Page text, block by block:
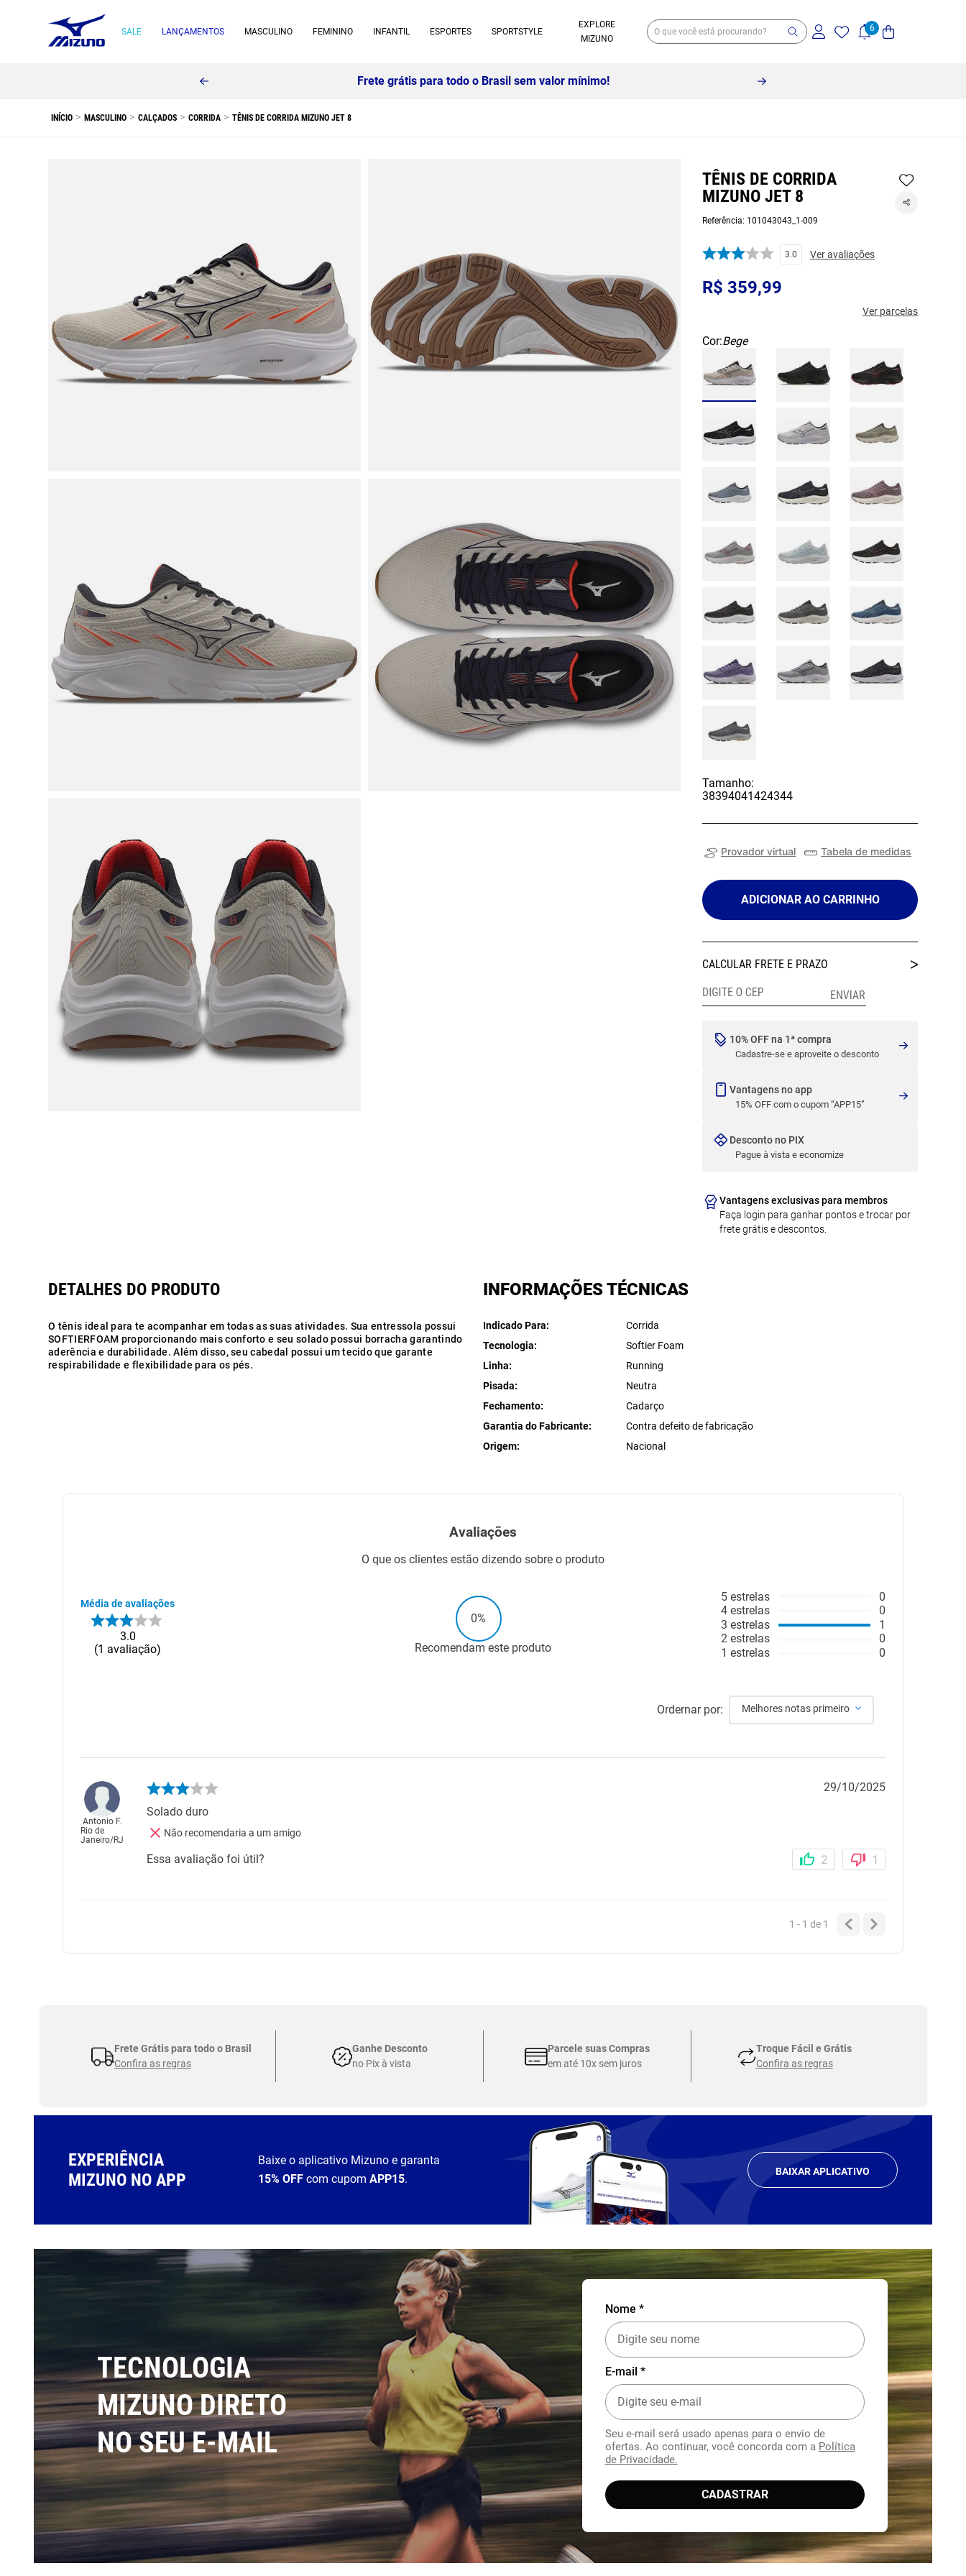
SALE LANÇAMENTOS MASCULINO FEMININO INFANTIL ESPORTES SPORTSTYLE
EXPLORE
MIZUNO
10% off no pix à vista -Saiba mais
MASCULINO CALÇADOS CORRIDA TÊNIS DE CORRIDA MIZUNO JET 8
TÊNIS DE CORRIDA
MIZUNO JET 8
Referência: 101043043_1-009
3.0 Ver avaliações
R$ 359,99
Ver parcelas
Cor:Bege
Tamanho:
38394041424344
Provador virtual Tabela de medidas
ADICIONAR AO CARRINHO
10% OFF na 1ª compra
Cadastre-se e aproveite o desconto
Vantagens no app
15% OFF com o cupom “APP15”
Desconto no PIX
Pague à vista e economize
Vantagens exclusivas para membros
Faça login para ganhar pontos e trocar por
frete grátis e descontos.
O tênis ideal para te acompanhar em todas as suas atividades. Sua entressola possui
SOFTIERFOAM proporcionando mais conforto e seu solado possui borracha garantindo
aderência e durabilidade. Além disso, seu cabedal possui um tecido que garante
respirabilidade e flexibilidade para os pés.
INFORMAÇÕES TÉCNICAS
Indicado Para
Corrida
Tecnologia
Softier Foam
Linha
Running
Pisada
Neutra
Fechamento
Cadarço
Garantia do Fabricante
Contra defeito de fabricação
Origem
Nacional
Avaliações
O que os clientes estão dizendo sobre o produto
Média de avaliações
3.0
1 avaliação
0%
Recomendam este produto
5 estrelas
4 estrelas
3 estrelas
2 estrelas
1 estrelas
0
0
1
0
0
Ordernar por: Melhores notas primeiro
Antonio F.
Rio de
Janeiro/RJ
29/10/2025
Solado duro
Não recomendaria a um amigo
Essa avaliação foi útil? 2 1
1 - 1de 1
Frete Grátis para todo o Brasil
Confira as regras
Ganhe Desconto
no Pix à vista
Parcele suas Compras
em até 10x sem juros
Troque Fácil e Grátis
Confira as regras
EXPERIÊNCIA
MIZUNO NO APP
Baixe o aplicativo Mizuno e garanta
15% OFF com cupomAPP15.
BAIXAR APLICATIVO
TECNOLOGIA
MIZUNO DIRETO
NO SEU E-MAIL
Nome *
E-mail *
Seu e-mail será usado apenas para o envio de
ofertas. Ao continuar, você concorda com a Política
de Privacidade.
CADASTRAR